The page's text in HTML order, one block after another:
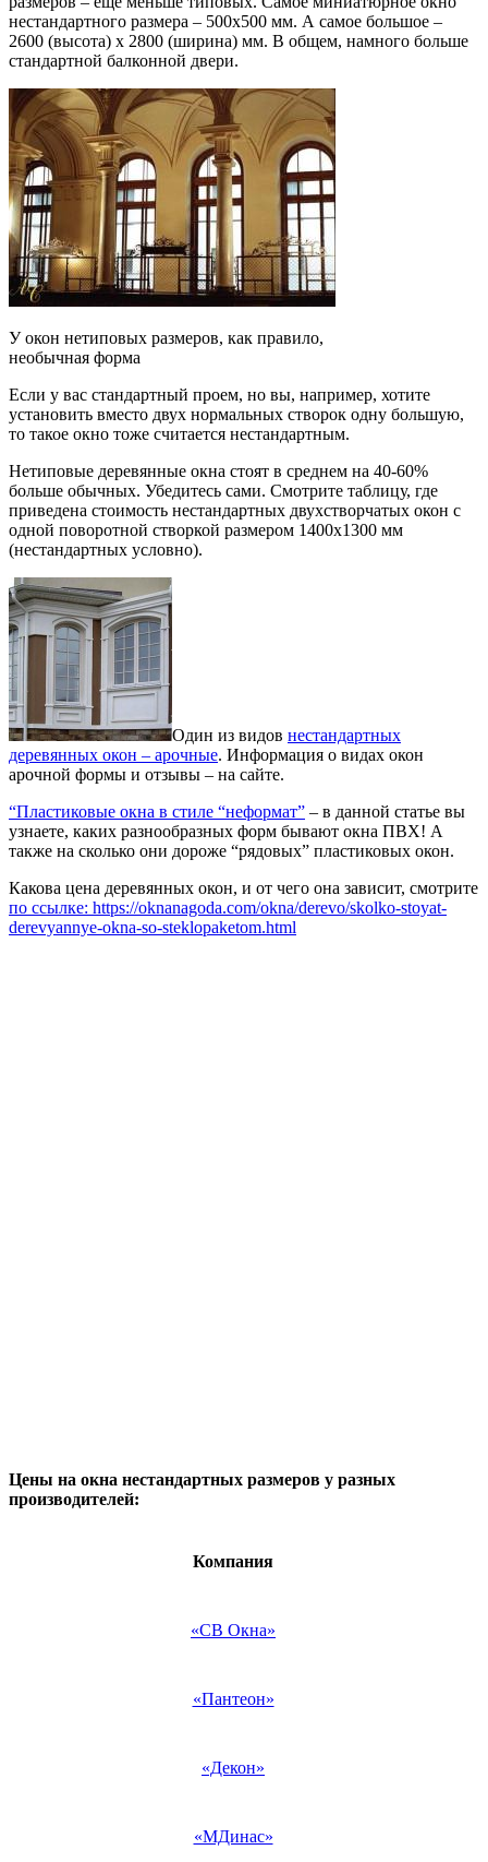
нестандартного размера – 500х500 мм. А самое большое –
2600 (высота) х 2800 (ширина) мм. В общем, намного больше
стандартной балконной двери.
У окон нетиповых размеров, как правило,
необычная форма
Если у вас стандартный проем, но вы, например, хотите
установить вместо двух нормальных створок одну большую,
то такое окно тоже считается нестандартным.
Нетиповые деревянные окна стоят в среднем на 40-60%
больше обычных. Убедитесь сами. Смотрите таблицу, где
приведена стоимость нестандартных двухстворчатых окон с
одной поворотной створкой размером 1400х1300 мм
(нестандартных условно).
Один из видов нестандартных
деревянных окон – арочные. Информация о видах окон
арочной формы и отзывы – на сайте.
“Пластиковые окна в стиле “неформат” – в данной статье вы
узнаете, каких разнообразных форм бывают окна ПВХ! А
также на сколько они дороже “рядовых” пластиковых окон.
Какова цена деревянных окон, и от чего она зависит, смотрите
по ссылке: https://oknanagoda.com/okna/derevo/skolko-stoyat-
derevyannye-okna-so-steklopaketom.html
Цены на окна нестандартных размеров у разных
производителей:
Компания
«СВ Окна»
«Пантеон»
«Декон»
«МДинас»